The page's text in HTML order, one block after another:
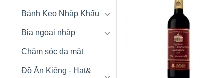
Bánh Kẹo Nhập Khẩu
Bia ngoại nhập
Chăm sóc da mặt
Đồ Ăn Kiêng - Hạt&